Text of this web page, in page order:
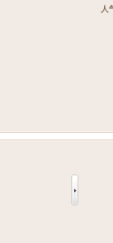
人